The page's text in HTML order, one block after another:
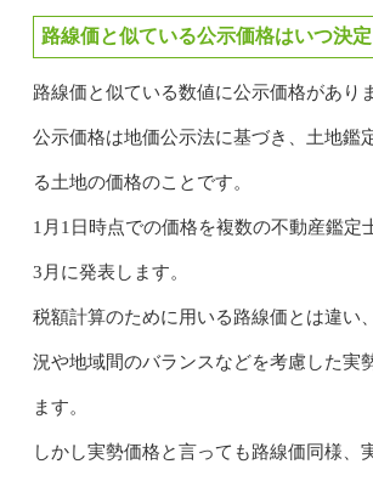
路線価と似ている公示価格はいつ決
路線価と似ている数値に公示価格があり
公示価格は地価公示法に基づき、土地鑑
る土地の価格のことです。
1月1日時点での価格を複数の不動産鑑定
3月に発表します。
税額計算のために用いる路線価とは違い
況や地域間のバランスなどを考慮した実
ます。
しかし実勢価格と言っても路線価同様、